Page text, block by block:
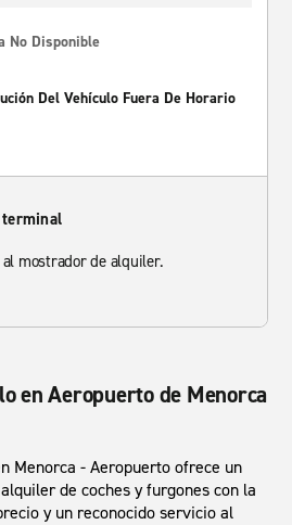
No Disponible
Del Vehículo Fuera De Horario
terminal
mostrador de alquiler.
en Aeropuerto de Menorca
Menorca - Aeropuerto ofrece un
de coches y furgones con la
y un reconocido servicio al